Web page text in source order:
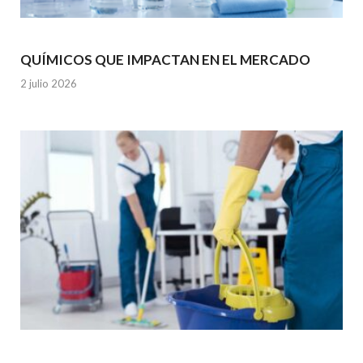
QUÍMICOS QUE IMPACTAN EN EL MERCADO
2 julio 2026